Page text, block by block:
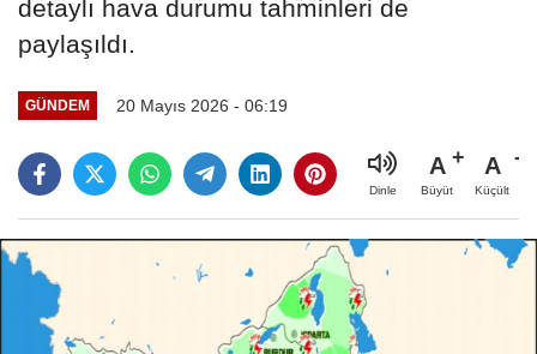
detaylı hava durumu tahminleri de
paylaşıldı.
GÜNDEM 20 Mayıs 2026 - 06:19
Dinle
A
Büyüt
A
Küçült